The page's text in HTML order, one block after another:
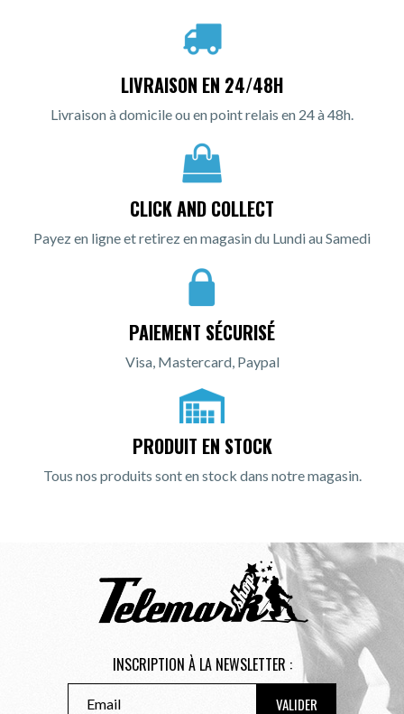
LIVRAISON EN 24/48H
Livraison à domicile ou en point relais en 24 à 48h.
CLICK AND COLLECT
Payez en ligne et retirez en magasin du Lundi au Samedi
PAIEMENT SÉCURISÉ
Visa, Mastercard, Paypal
PRODUIT EN STOCK
Tous nos produits sont en stock dans notre magasin.
INSCRIPTION À LA NEWSLETTER :